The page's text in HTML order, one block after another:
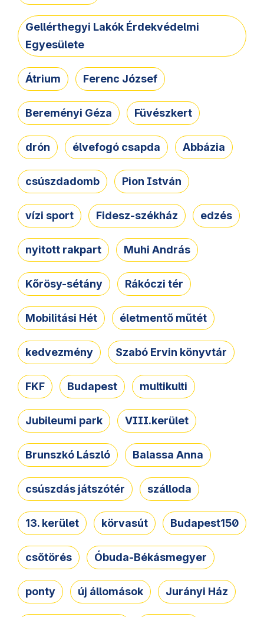
Gellérthegyi Lakók Érdekvédelmi
Egyesülete
Átrium Ferenc József
Bereményi Géza Füvészkert
drón élvefogó csapda Abbázia
csúszdadomb Pion István
vízi sport Fidesz-székház edzés
nyitott rakpart Muhi András
Kőrösy-sétány Rákóczi tér
Mobilitási Hét életmentő műtét
kedvezmény Szabó Ervin könyvtár
FKF Budapest multikulti
Jubileumi park VIII.kerület
Brunszkó László Balassa Anna
csúszdás játszótér szálloda
13. kerület körvasút Budapest150
csőtörés Óbuda-Békásmegyer
ponty új állomások Jurányi Ház